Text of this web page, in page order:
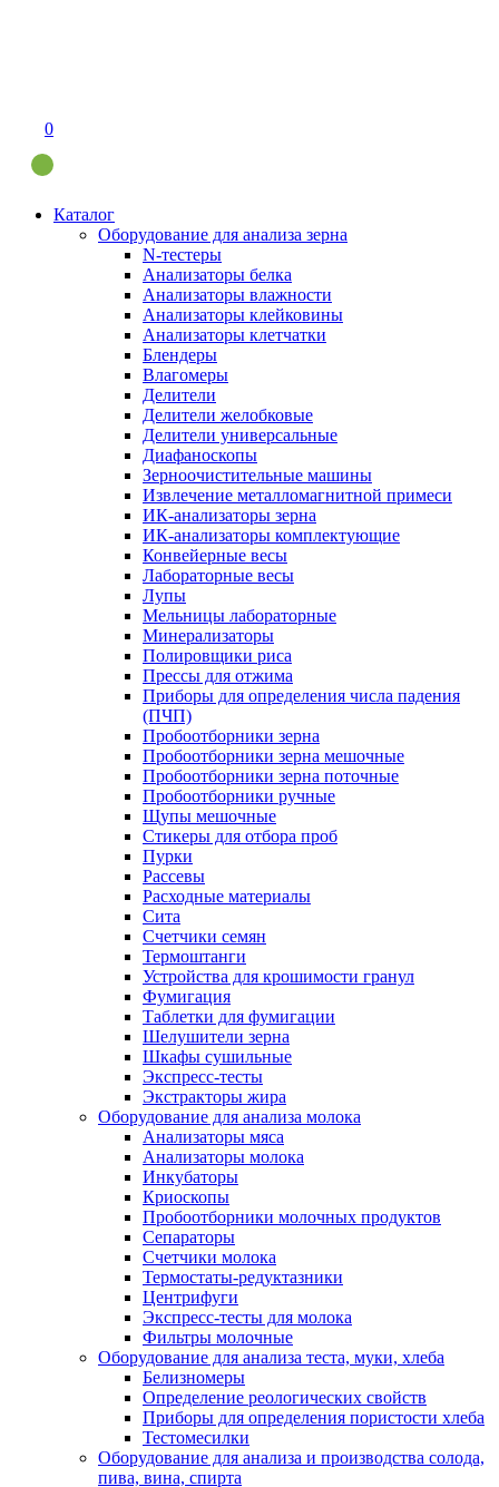
0
Каталог
Оборудование для анализа зерна
N-тестеры
Анализаторы белка
Анализаторы влажности
Анализаторы клейковины
Анализаторы клетчатки
Блендеры
Влагомеры
Делители
Делители желобковые
Делители универсальные
Диафаноскопы
Зерноочистительные машины
Извлечение металломагнитной примеси
ИК-анализаторы зерна
ИК-анализаторы комплектующие
Конвейерные весы
Лабораторные весы
Лупы
Мельницы лабораторные
Минерализаторы
Полировщики риса
Прессы для отжима
Приборы для определения числа падения
(ПЧП)
Пробоотборники зерна
Пробоотборники зерна мешочные
Пробоотборники зерна поточные
Пробоотборники ручные
Щупы мешочные
Стикеры для отбора проб
Пурки
Рассевы
Расходные материалы
Сита
Счетчики семян
Термоштанги
Устройства для крошимости гранул
Фумигация
Таблетки для фумигации
Шелушители зерна
Шкафы сушильные
Экспресс-тесты
Экстракторы жира
Оборудование для анализа молока
Анализаторы мяса
Анализаторы молока
Инкубаторы
Криоскопы
Пробоотборники молочных продуктов
Сепараторы
Счетчики молока
Термостаты-редуктазники
Центрифуги
Экспресс-тесты для молока
Фильтры молочные
Оборудование для анализа теста, муки, хлеба
Белизномеры
Определение реологических свойств
Приборы для определения пористости хлеба
Тестомесилки
Оборудование для анализа и производства солода,
пива, вина, спирта